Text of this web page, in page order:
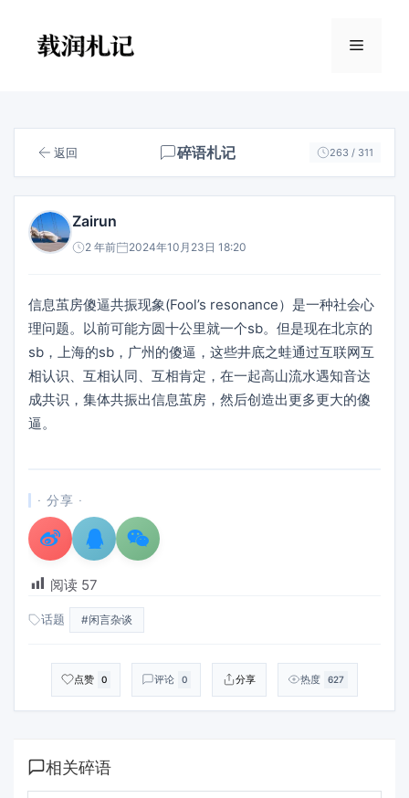
菜
返回 碎语札记 263 / 311
Zairun
2 年前 2024年10月23日 18:20
信息茧房傻逼共振现象(Fool’s resonance）是一种社会心
理问题。以前可能方圆十公里就一个sb。但是现在北京的
sb，上海的sb，广州的傻逼，这些井底之蛙通过互联网互
相认识、互相认同、互相肯定，在一起高山流水遇知音达
成共识，集体共振出信息茧房，然后创造出更多更大的傻
逼。
· 分享 ·
阅读 57
话题 #闲言杂谈
点赞 0 评论 0 分享 热度 627
相关碎语